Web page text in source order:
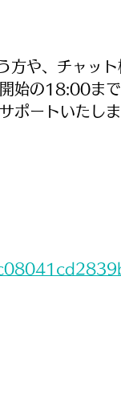
や、チャット
開始の18:00ま
ポートいたし